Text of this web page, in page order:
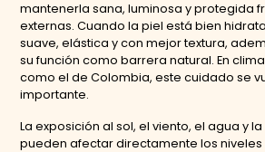
mantenerla sana, luminosa y protegida
externas. Cuando la piel está bien
suave, elástica y con mejor textura,
su función como barrera natural. En
como el de Colombia, este cuidado se
importante.
La exposición al sol, el viento, el agua y
pueden afectar directamente los